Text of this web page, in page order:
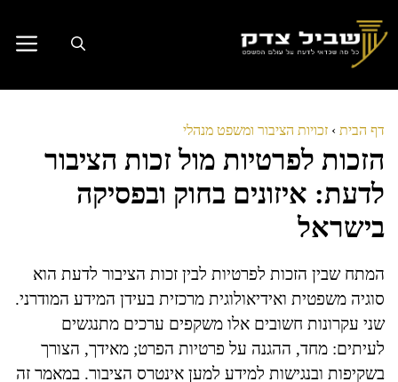
לתוכן
דף הבית › זכויות הציבור ומשפט מנהלי
הזכות לפרטיות מול זכות הציבור
לדעת: איזונים בחוק ובפסיקה
בישראל
המתח שבין הזכות לפרטיות לבין זכות הציבור לדעת הוא
סוגיה משפטית ואידיאולוגית מרכזית בעידן המידע המודרני.
שני עקרונות חשובים אלו משקפים ערכים מתנגשים
לעיתים: מחד, ההגנה על פרטיות הפרט; מאידך, הצורך
בשקיפות ובנגישות למידע למען אינטרס הציבור. במאמר זה